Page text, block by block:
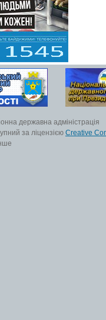
державна адміністрація
за ліцензією Creative